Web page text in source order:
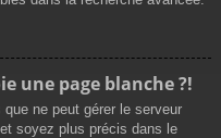
une page blanche ?!
ne peut gérer le serveur
soyez plus précis dans le